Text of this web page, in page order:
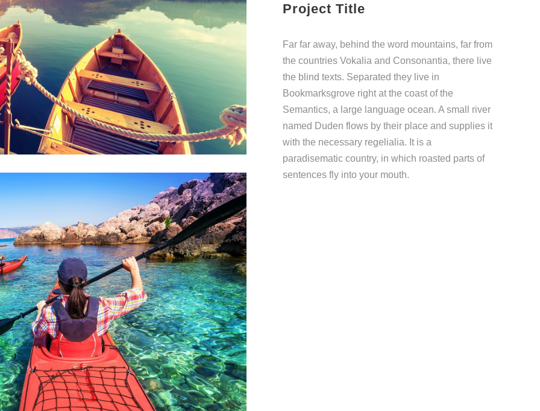
Project Title
Far far away, behind the word mountains, far from
the countries Vokalia and Consonantia, there live
the blind texts. Separated they live in
Bookmarksgrove right at the coast of the
Semantics, a large language ocean. A small river
named Duden flows by their place and supplies it
with the necessary regelialia. It is a
paradisematic country, in which roasted parts of
sentences fly into your mouth.